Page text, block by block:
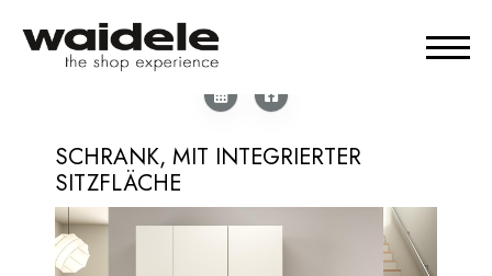
SCHRANK, MIT INTEGRIERTER
SITZFLÄCHE